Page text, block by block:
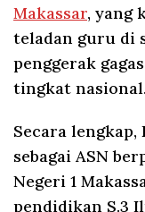
Makassar, yang
teladan guru di
penggerak
tingkat nasional.
Secara
sebagai ASN
Negeri 1
pendidikan S.3